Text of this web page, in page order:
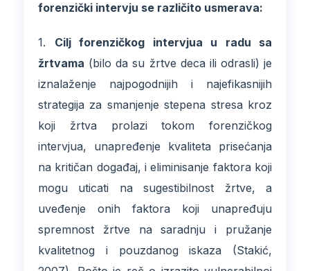
forenzički intervju se različito usmerava:
1. Cilj forenzičkog intervjua u radu sa
žrtvama (bilo da su žrtve deca ili odrasli) je
iznalaženje najpogodnijih i najefikasnijih
strategija za smanjenje stepena stresa kroz
koji žrtva prolazi tokom forenzičkog
intervjua, unapređenje kvaliteta prisećanja
na kritičan događaj, i eliminisanje faktora koji
mogu uticati na sugestibilnost žrtve, a
uveđenje onih faktora koji unapređuju
spremnost žrtve na saradnju i pružanje
kvalitetnog i pouzdanog iskaza (Stakić,